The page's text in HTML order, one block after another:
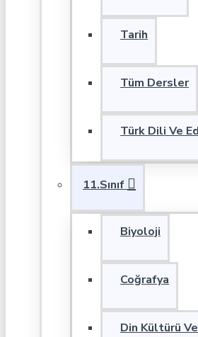
Tarih
Tüm Dersler
Türk Dili Ve
11.Sınıf
Biyoloji
Coğrafya
Din Kültürü